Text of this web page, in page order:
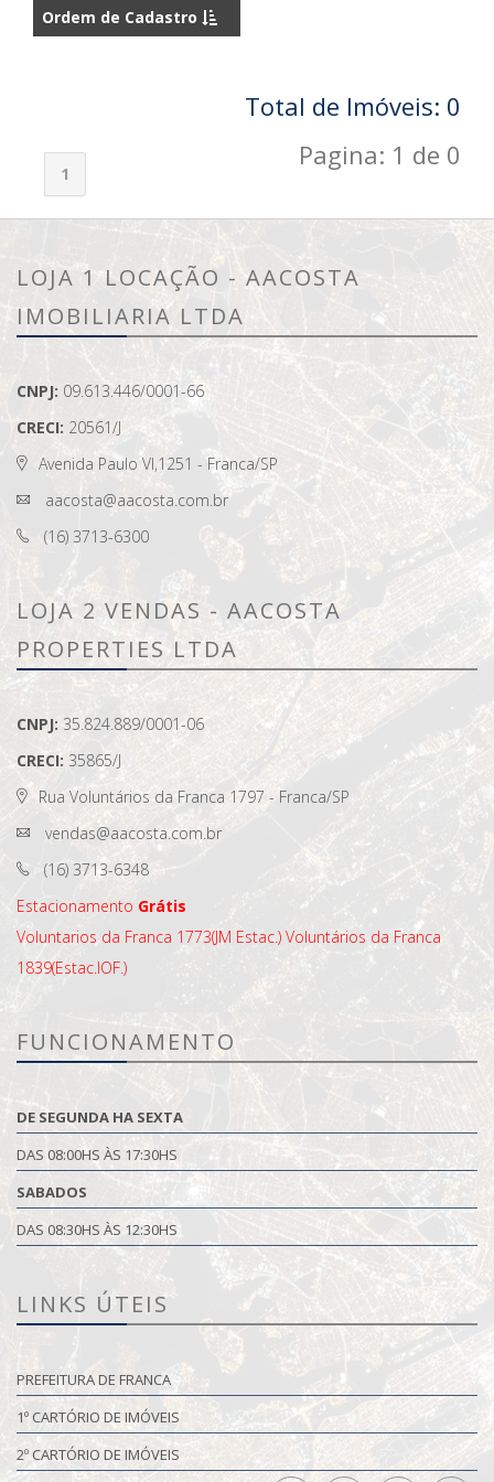
Ordem de Cadastro
Total de Imóveis: 0
Pagina: 1 de 0
1
LOJA 1 LOCAÇÃO - AACOSTA
IMOBILIARIA LTDA
CNPJ: 09.613.446/0001-66
CRECI: 20561/J
Avenida Paulo VI,1251 - Franca/SP
aacosta@aacosta.com.br
(16) 3713-6300
LOJA 2 VENDAS - AACOSTA
PROPERTIES LTDA
CNPJ: 35.824.889/0001-06
CRECI: 35865/J
Rua Voluntários da Franca 1797 - Franca/SP
vendas@aacosta.com.br
(16) 3713-6348
Estacionamento Grátis
Voluntarios da Franca 1773(JM Estac.) Voluntários da Franca
1839(Estac.IOF.)
FUNCIONAMENTO
DE SEGUNDA HA SEXTA
DAS 08:00HS ÀS 17:30HS
SABADOS
DAS 08:30HS ÀS 12:30HS
LINKS ÚTEIS
PREFEITURA DE FRANCA
1º CARTÓRIO DE IMÓVEIS
2º CARTÓRIO DE IMÓVEIS